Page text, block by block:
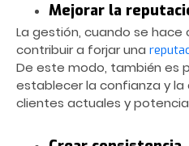
Mejorar la
La gestión, cuando se
contribuir a forjar una
De este modo, también es
establecer la confianza y la
clientes actuales y